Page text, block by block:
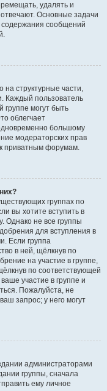
удалять и
Основные задачи
содержания сообщений
на структурные части,
Каждый пользователь
группе могут быть
облегчает
большому
модераторских прав
приватным форумам.
группах по
вы хотите вступить в
Однако не все группы
для вступления в
Если группа
в ней, щёлкнув по
на участие в группе,
по соответствующей
участие в группе и
Пожалуйста, не
запрос; у него могут
администраторами
группы, сначала
ему личное